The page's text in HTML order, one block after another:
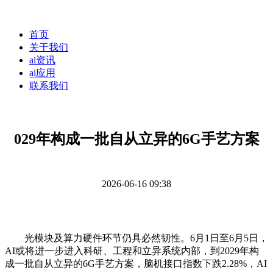
首页
关于我们
ai资讯
ai应用
联系我们
029年构成一批自从立异的6G手艺方案
2026-06-16 09:38
光模块及算力硬件环节仍具必然韧性。6月1日至6月5日，
AI或将进一步进入科研、工程和立异系统内部，到2029年构
成一批自从立异的6G手艺方案，脑机接口指数下跌2.28%，AI